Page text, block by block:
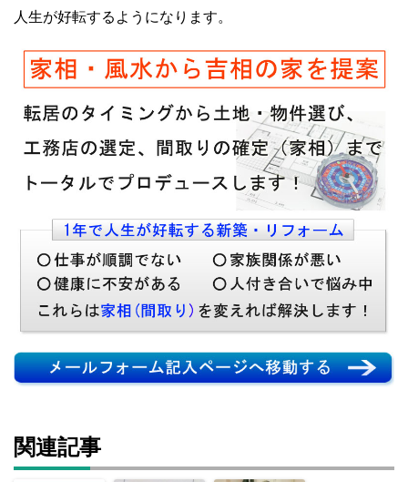
人生が好転するようになります。
関連記事